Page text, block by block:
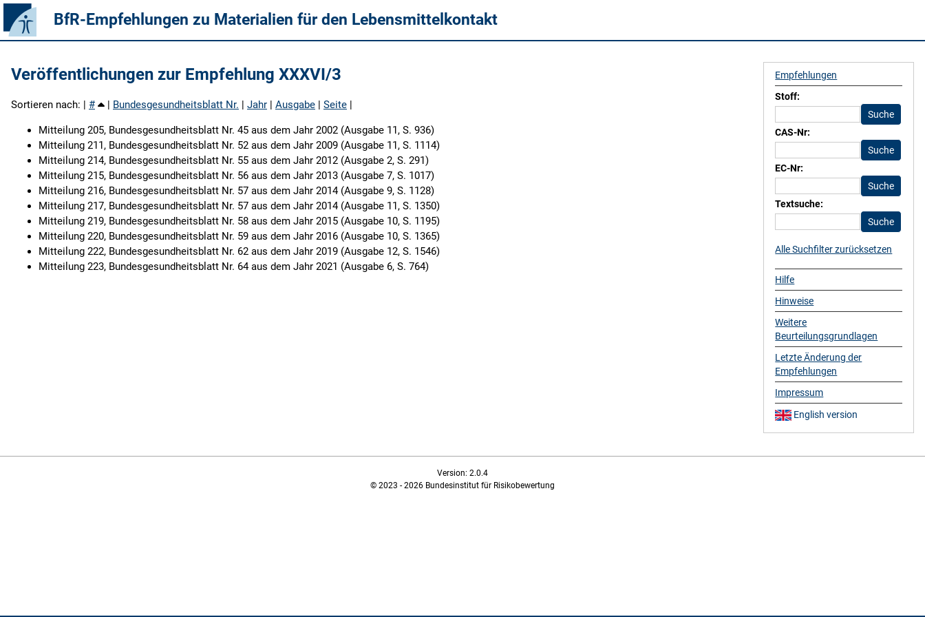
BfR-Empfehlungen zu Materialien für den Lebensmittelkontakt
Veröffentlichungen zur Empfehlung XXXVI/3
Sortieren nach: | # | Bundesgesundheitsblatt Nr. | Jahr | Ausgabe | Seite |
Mitteilung 205, Bundesgesundheitsblatt Nr. 45 aus dem Jahr 2002 (Ausgabe 11, S. 936)
Mitteilung 211, Bundesgesundheitsblatt Nr. 52 aus dem Jahr 2009 (Ausgabe 11, S. 1114)
Mitteilung 214, Bundesgesundheitsblatt Nr. 55 aus dem Jahr 2012 (Ausgabe 2, S. 291)
Mitteilung 215, Bundesgesundheitsblatt Nr. 56 aus dem Jahr 2013 (Ausgabe 7, S. 1017)
Mitteilung 216, Bundesgesundheitsblatt Nr. 57 aus dem Jahr 2014 (Ausgabe 9, S. 1128)
Mitteilung 217, Bundesgesundheitsblatt Nr. 57 aus dem Jahr 2014 (Ausgabe 11, S. 1350)
Mitteilung 219, Bundesgesundheitsblatt Nr. 58 aus dem Jahr 2015 (Ausgabe 10, S. 1195)
Mitteilung 220, Bundesgesundheitsblatt Nr. 59 aus dem Jahr 2016 (Ausgabe 10, S. 1365)
Mitteilung 222, Bundesgesundheitsblatt Nr. 62 aus dem Jahr 2019 (Ausgabe 12, S. 1546)
Mitteilung 223, Bundesgesundheitsblatt Nr. 64 aus dem Jahr 2021 (Ausgabe 6, S. 764)
Empfehlungen
Stoff:
CAS-Nr:
EC-Nr:
Textsuche:
Alle Suchfilter zurücksetzen
Hilfe
Hinweise
Weitere
Beurteilungsgrundlagen
Letzte Änderung der
Empfehlungen
Impressum
English version
Version: 2.0.4
© 2023 - 2026 Bundesinstitut für Risikobewertung